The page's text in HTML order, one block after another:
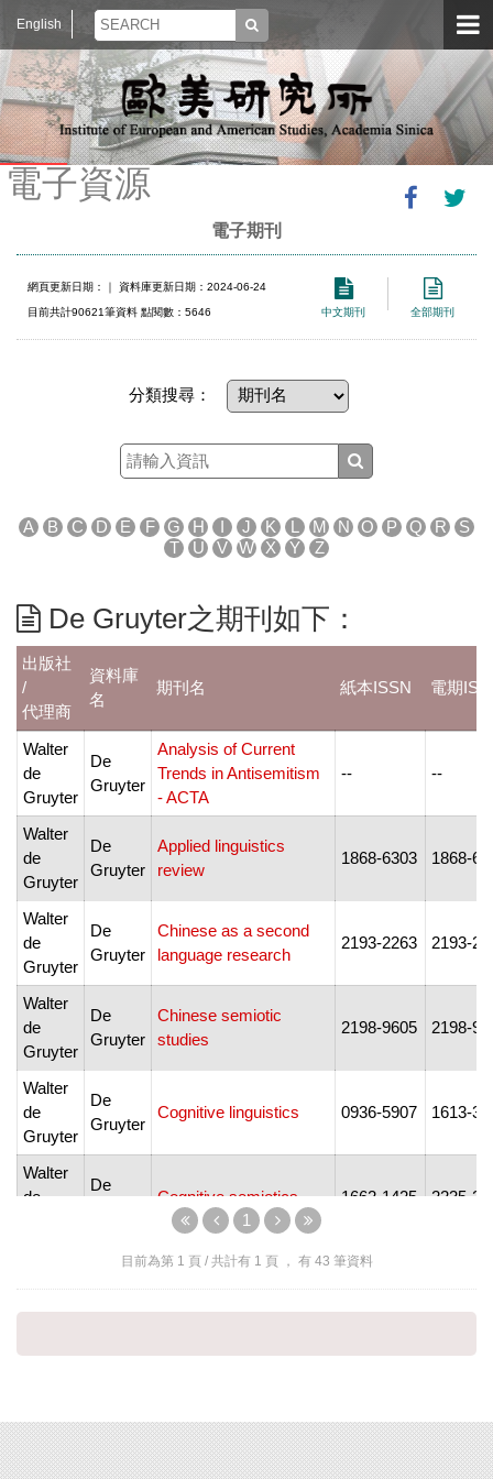
English
電子資源
電子期刊
中文期刊 全部期刊
網頁更新日期： ｜ 資料庫更新日期：2024-06-24
目前共計90621筆資料 點閱數：5646
分類搜尋：
A B C D E F G H I J K L M N O P Q R
S
T
U V W X Y Z
De Gruyter之期刊如下：
出版社
/
代理商
資料庫
名
期刊名 紙本ISSN 電期
Walter
de
Gruyter
De
Gruyter
Analysis of Current
Trends in Antisemitism
- ACTA
-- --
Walter
de
Gruyter
De
Gruyter
Applied linguistics
review
1868-6303 1868-
Walter
de
Gruyter
De
Gruyter
Chinese as a second
language research
2193-2263 2193-
Walter
de
Gruyter
De
Gruyter
Chinese semiotic
studies
2198-9605 2198-
Walter
de
Gruyter
De
Gruyter
Cognitive linguistics 0936-5907 1613-
Walter
de
De
Cognitive semiotics 1662-1425 2235-
Gruyter
De
Corpus linguistics and
Walter
de
Gruyter
De
Gruyter
European property law
Journal
2190-8273 2190-
1
目前為第 1 頁 / 共計有 1 頁 ， 有 43 筆資料